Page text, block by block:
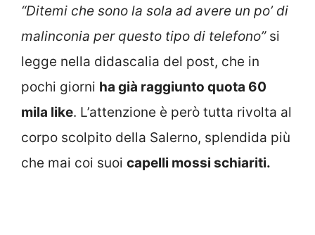
“Ditemi che sono la sola ad avere un po’ di
malinconia per questo tipo di telefono”si
legge nella didascalia del post, che in
pochi giorni ha già raggiunto quota 60
mila like. L’attenzione è però tutta rivolta al
corpo scolpito della Salerno, splendida più
che mai coi suoi capelli mossi schiariti.